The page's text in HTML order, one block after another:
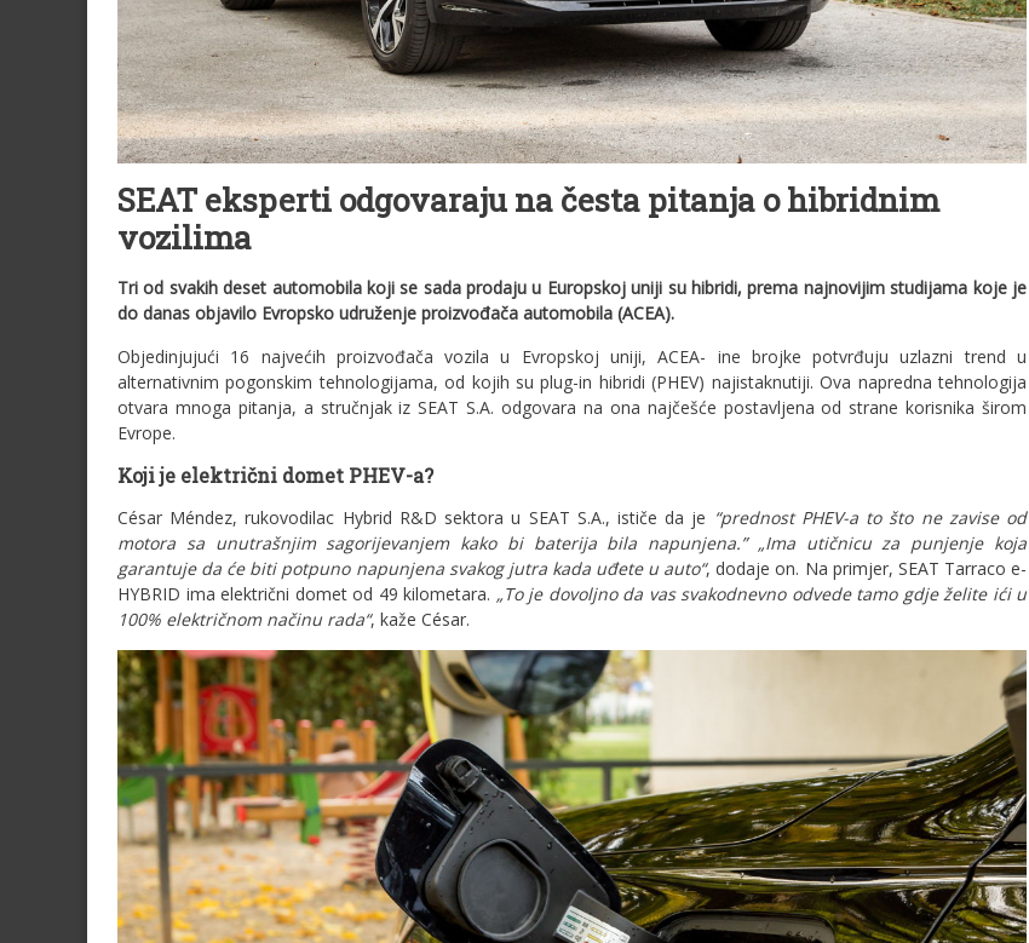
SEAT eksperti odgovaraju na česta pitanja o hibridnim
vozilima
Tri od svakih deset automobila koji se sada prodaju u Europskoj uniji su hibridi, prema najnovijim studijama koje je
do danas objavilo Evropsko udruženje proizvođača automobila (ACEA).
Objedinjujući 16 najvećih proizvođača vozila u Evropskoj uniji, ACEA- ine brojke potvrđuju uzlazni trend u
alternativnim pogonskim tehnologijama, od kojih su plug-in hibridi (PHEV) najistaknutiji. Ova napredna tehnologija
otvara mnoga pitanja, a stručnjak iz SEAT S.A. odgovara na ona najčešće postavljena od strane korisnika širom
Evrope.
Koji je električni domet PHEV-a?
César Méndez, rukovodilac Hybrid R&D sektora u SEAT S.A., ističe da je “prednost PHEV-a to što ne zavise od
motora sa unutrašnjim sagorijevanjem kako bi baterija bila napunjena.” „Ima utičnicu za punjenje koja
garantuje da će biti potpuno napunjena svakog jutra kada uđete u auto“, dodaje on. Na primjer, SEAT Tarraco e-
HYBRID ima električni domet od 49 kilometara. „To je dovoljno da vas svakodnevno odvede tamo gdje želite ići u
100% električnom načinu rada“, kaže César.